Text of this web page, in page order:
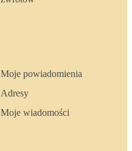
Moje powiadomienia
Adresy
Moje wiadomości